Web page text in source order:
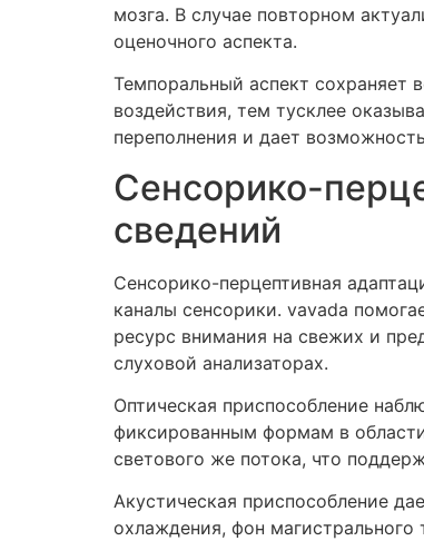
мозга. В случае повторном
оценочного аспекта.
Темпоральный аспект сохраняет
воздействия, тем тусклее
переполнения и дает
Сенсорико-
сведений
Сенсорико-перцептивная
каналы сенсорики. vavada
ресурс внимания на свежих и
слуховой анализаторах.
Оптическая приспособление
фиксированным формам в
светового же потока, что
Акустическая приспособление
охлаждения, фон